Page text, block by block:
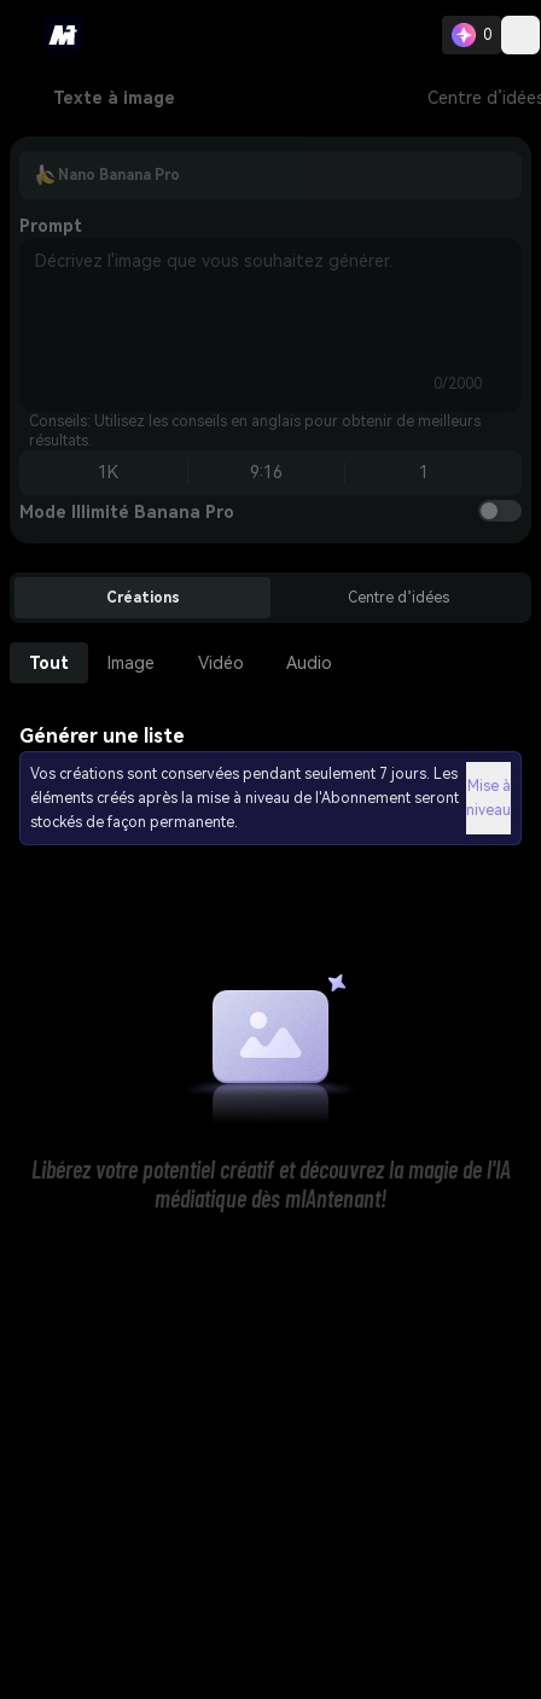
0
Texte à image Centre
Nano Banana Pro
Prompt
0/2000
Conseils: Utilisez les conseils en anglais pour obtenir de meilleurs
résultats.
1K 9:16 1
Mode Illimité Banana Pro
Créations Centre d’idées
Tout Image Vidéo Audio
Générer une liste
Vos créations sont conservées pendant seulement 7 jours. Les
éléments créés après la mise à niveau de l'Abonnement seront
stockés de façon permanente.
Mise à
niveau
Libérez votre potentiel créatif et découvrez la magie de l'IA
médiatique dès mIAntenant!